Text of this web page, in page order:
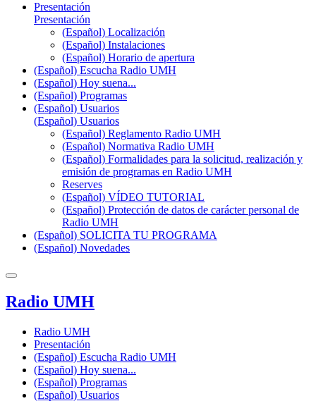
Presentación
Presentación
(Español) Localización
(Español) Instalaciones
(Español) Horario de apertura
(Español) Escucha Radio UMH
(Español) Hoy suena...
(Español) Programas
(Español) Usuarios
(Español) Usuarios
(Español) Reglamento Radio UMH
(Español) Normativa Radio UMH
(Español) Formalidades para la solicitud, realización y
emisión de programas en Radio UMH
Reserves
(Español) VÍDEO TUTORIAL
(Español) Protección de datos de carácter personal de
Radio UMH
(Español) SOLICITA TU PROGRAMA
(Español) Novedades
Radio UMH
Radio UMH
Presentación
(Español) Escucha Radio UMH
(Español) Hoy suena...
(Español) Programas
(Español) Usuarios